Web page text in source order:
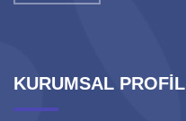
KURUMSAL PROFİL